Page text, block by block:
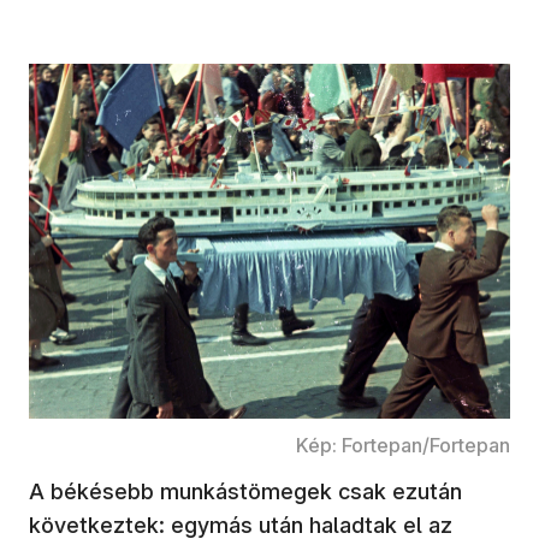
Kép: Fortepan/Fortepan
A békésebb munkástömegek csak ezután
következtek: egymás után haladtak el az